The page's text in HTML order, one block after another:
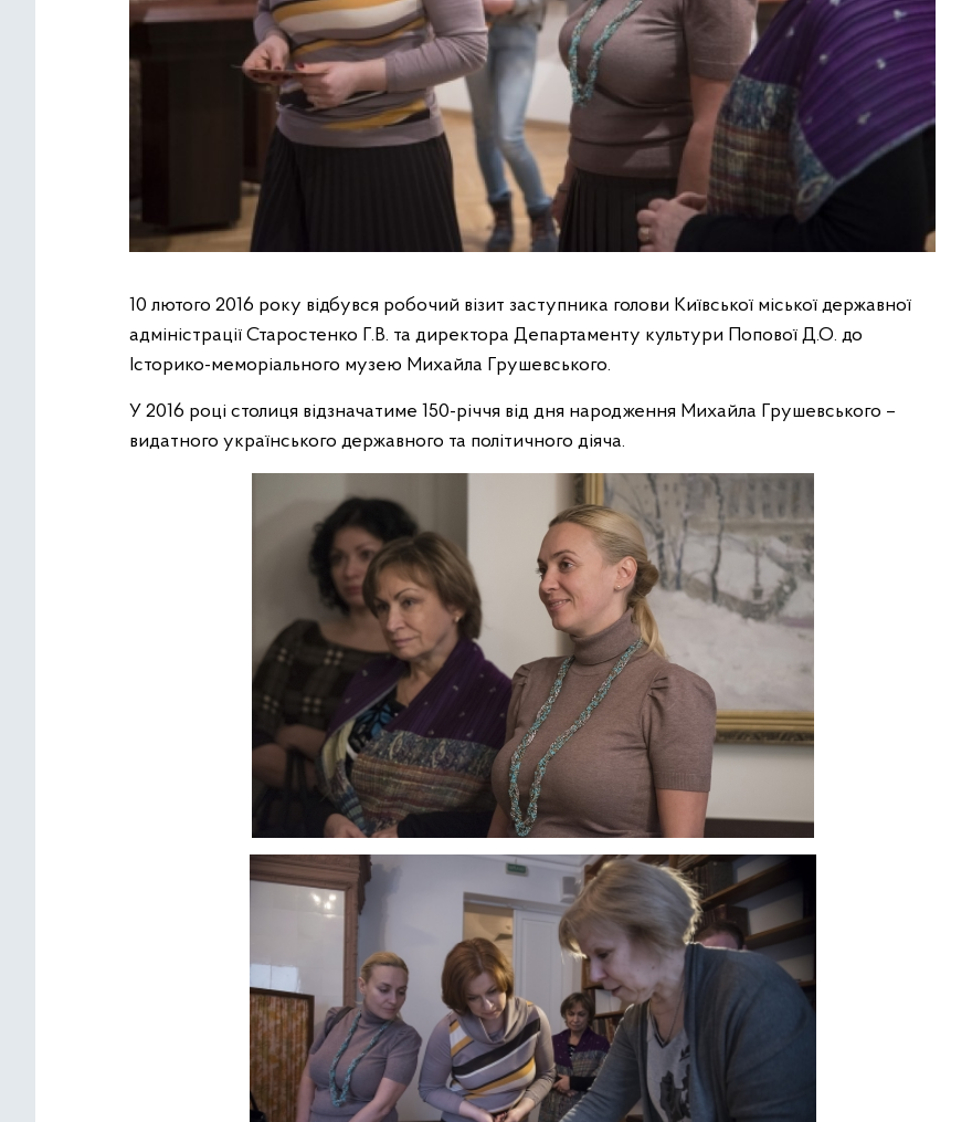
10 лютого 2016 року відбувся робочий візит заступника голови Київської міської державної
адміністрації Старостенко Г.В. та директора Департаменту культури Попової Д.О. до
Історико-меморіального музею Михайла Грушевського.
У 2016 році столиця відзначатиме 150-річчя від дня народження Михайла Грушевського –
видатного українського державного та політичного діяча.